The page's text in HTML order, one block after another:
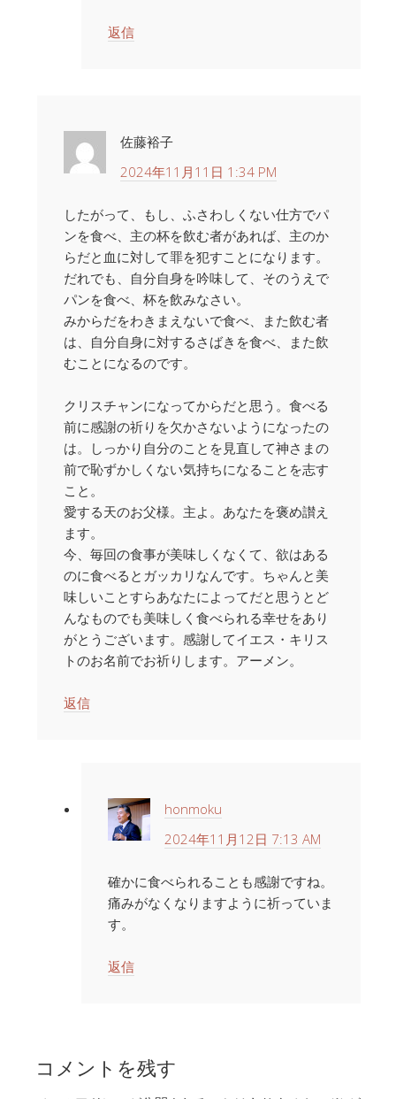
返信
佐藤裕子
2024年11月11日 1:34 PM
したがって、もし、ふさわしくない仕方でパ
ンを食べ、主の杯を飲む者があれば、主のか
らだと血に対して罪を犯すことになります。
だれでも、自分自身を吟味して、そのうえで
パンを食べ、杯を飲みなさい。
みからだをわきまえないで食べ、また飲む者
は、自分自身に対するさばきを食べ、また飲
むことになるのです。
クリスチャンになってからだと思う。食べる
前に感謝の祈りを欠かさないようになったの
は。しっかり自分のことを見直して神さまの
前で恥ずかしくない気持ちになることを志す
こと。
愛する天のお父様。主よ。あなたを褒め讃え
ます。
今、毎回の食事が美味しくなくて、欲はある
のに食べるとガッカリなんです。ちゃんと美
味しいことすらあなたによってだと思うとど
んなものでも美味しく食べられる幸せをあり
がとうございます。感謝してイエス・キリス
トのお名前でお祈りします。アーメン。
返信
honmoku
2024年11月12日 7:13 AM
確かに食べられることも感謝ですね。
痛みがなくなりますように祈っていま
す。
返信
コメントを残す